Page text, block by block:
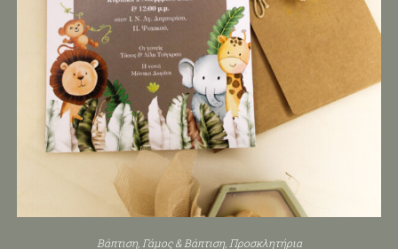
Βάπτιση, Γάμος & Βάπτιση, Προσκλητήρια